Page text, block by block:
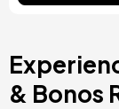
& Bonos